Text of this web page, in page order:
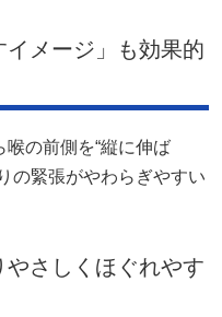
イメージ」も効果的
の前側を“縦に伸ば
の緊張がやわらぎやすい
さしくほぐれやす